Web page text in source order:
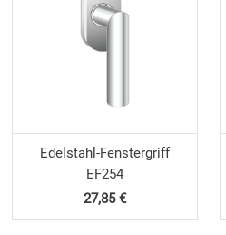
Edelstahl-Fenstergriff
EF254
27,85 €